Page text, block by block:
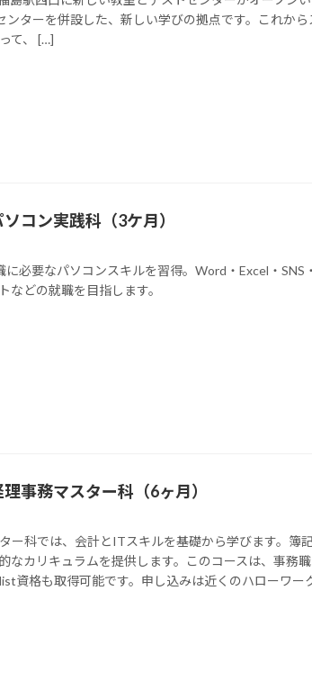
ンターを併設した、新しい学びの拠点です。これか
て、 […]
コン実践科（3ケ月）
に必要なパソコンスキルを習得。Word・Excel・
などの就職を目指します。
事務マスター科（6ヶ月）
ー科では、会計とITスキルを基礎から学びます。簿
なカリキュラムを提供します。このコースは、事務
資格も取得可能です。申し込みは近くのハローワー